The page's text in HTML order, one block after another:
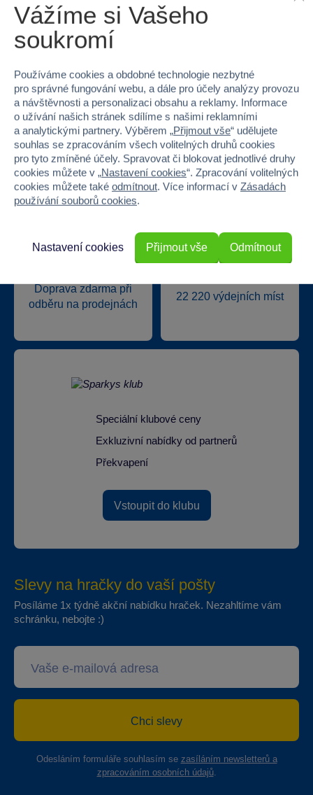
Proč nakupovat ve Sparkys?
Nejširší sortiment na
trhu
40 kamenných
prodejen v ČR
Doprava zdarma při
odběru na prodejnách
22 220 výdejních míst
Speciální klubové ceny
Exkluzivní nabídky od partnerů
Překvapení
Vstoupit do klubu
Slevy na hračky do vaší pošty
Posíláme 1x týdně akční nabídku hraček. Nezahltíme vám
schránku, nebojte :)
Chci slevy
Odesláním formuláře souhlasím se zasíláním newsletterů a
zpracováním osobních údajů.
Vážíme si Vašeho
soukromí
Používáme cookies a obdobné technologie nezbytné
pro správné fungování webu, a dále pro účely analýzy provozu
a návštěvnosti a personalizaci obsahu a reklamy. Informace
o užívání našich stránek sdílíme s našimi reklamními
a analytickými partnery. Výběrem „Přijmout vše“ udělujete
souhlas se zpracováním všech volitelných druhů cookies
pro tyto zmíněné účely. Spravovat či blokovat jednotlivé druhy
cookies můžete v „Nastavení cookies“. Zpracování volitelných
cookies můžete také odmítnout. Více informací v Zásadách
používání souborů cookies.
Odmítnout
Nastavení cookies Přijmout vše